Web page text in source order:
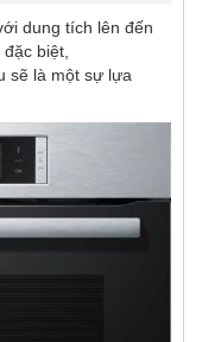
dung tích lên đến
biệt,
sẽ là một sự lựa